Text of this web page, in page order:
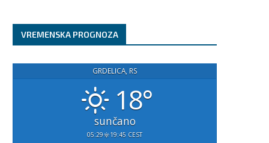
VREMENSKA PROGNOZA
GRDELICA, RS
18°
sunčano
05:29
19:45 CEST